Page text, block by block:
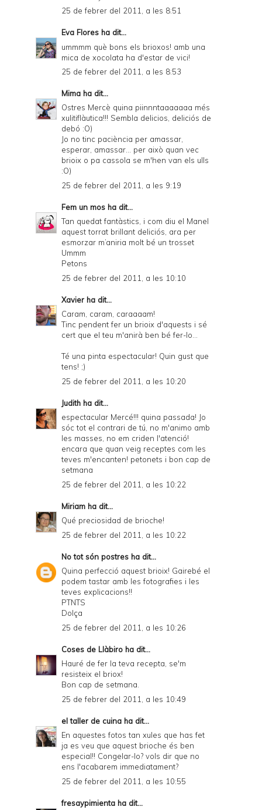
25 de febrer del 2011, a les 8:51
Eva Flores ha dit...
ummmm què bons els brioxos! amb una
mica de xocolata ha d'estar de vici!
25 de febrer del 2011, a les 8:53
Mima ha dit...
Ostres Mercè quina piinnntaaaaaaa més
xulitiflàutica!!! Sembla delicios, deliciós de
debó :O)
Jo no tinc paciència per amassar,
esperar, amassar... per això quan vec
brioix o pa cassola se m'hen van els ulls
:O)
25 de febrer del 2011, a les 9:19
Fem un mos ha dit...
Tan quedat fantàstics, i com diu el Manel
aquest torrat brillant deliciós, ara per
esmorzar m’aniria molt bé un trosset
Ummm
Petons
25 de febrer del 2011, a les 10:10
Xavier ha dit...
Caram, caram, caraaaam!
Tinc pendent fer un brioix d'aquests i sé
cert que el teu m'anirà ben bé fer-lo...
Té una pinta espectacular! Quin gust que
tens! ;)
25 de febrer del 2011, a les 10:20
Judith ha dit...
espectacular Mercé!!! quina passada! Jo
sóc tot el contrari de tú, no m'animo amb
les masses, no em criden l'atenció!
encara que quan veig receptes com les
teves m'encanten! petonets i bon cap de
setmana
25 de febrer del 2011, a les 10:22
Miriam ha dit...
Qué preciosidad de brioche!
25 de febrer del 2011, a les 10:22
No tot són postres ha dit...
Quina perfecció aquest brioix! Gairebé el
podem tastar amb les fotografies i les
teves explicacions!!
PTNTS
Dolça
25 de febrer del 2011, a les 10:26
Coses de Llàbiro ha dit...
Hauré de fer la teva recepta, se'm
resisteix el briox!
Bon cap de setmana.
25 de febrer del 2011, a les 10:49
el taller de cuina ha dit...
En aquestes fotos tan xules que has fet
ja es veu que aquest brioche és ben
especial!! Congelar-lo? vols dir que no
ens l'acabarem immediatament?
25 de febrer del 2011, a les 10:55
fresaypimienta ha dit...